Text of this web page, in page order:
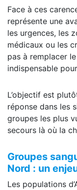
Face à ces
représente une
les urgences, les
médicaux ou les
pas à remplacer
indispensable
L’objectif est
réponse dans les
groupes les plus
secours là où la
Groupes
Nord : un
Les populations